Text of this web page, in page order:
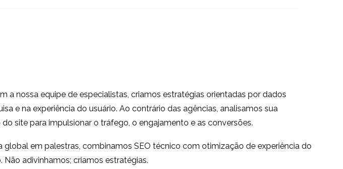
1
13 jul 2016
de usuários: Insights
dos pesquisadores do
UX247
26 set 2023
5 Dicas para a Pesquisa
de Experiência
Usuário
04 conjunto 2019
Por que os usuários
alemães sempre se
significa para seu site
a nossa equipe de especialistas, criamos estratégias orientadas por dados
e na experiência do usuário. Ao contrário das agências, analisamos sua
site para impulsionar o tráfego, o engajamento e as conversões.
em palestras, combinamos SEO técnico com otimização de experiência do
adivinhamos; criamos estratégias.